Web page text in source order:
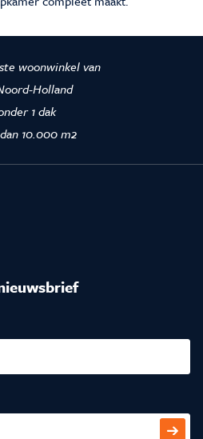
woonwinkel van
Holland
1 dak
10.000 m2